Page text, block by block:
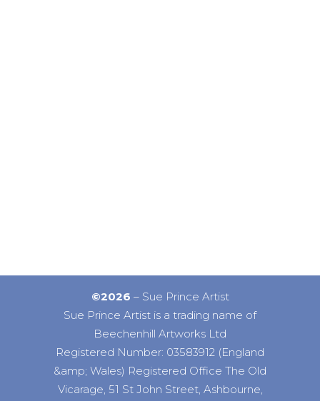
©2026 – Sue Prince Artist
Sue Prince Artist is a trading name of
Beechenhill Artworks Ltd
Registered Number: 03583912 (England
&amp; Wales) Registered Office The Old
Vicarage, 51 St John Street, Ashbourne,